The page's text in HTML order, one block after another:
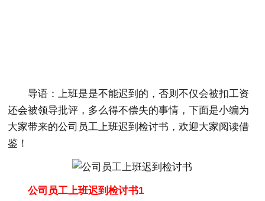
导语：上班是是不能迟到的，否则不仅会被扣工资
还会被领导批评，多么得不偿失的事情，下面是小编为
大家带来的公司员工上班迟到检讨书，欢迎大家阅读借
鉴！
公司员工上班迟到检讨书1